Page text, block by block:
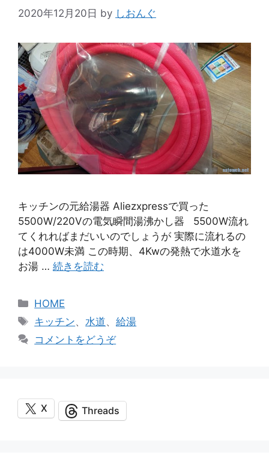
2020年12月20日 by しおんぐ
キッチンの元給湯器 Aliezxpressで買った
5500W/220Vの電気瞬間湯沸かし器 5500W流れ
てくれればまだいいのでしょうが 実際に流れるの
は4000W未満 この時期、4Kwの発熱で水道水を
お湯 … 続きを読む
カ
テ
ゴ
リ
HOME
タ
キッチン、 水道、給湯
コメントをどうぞ
X Threads